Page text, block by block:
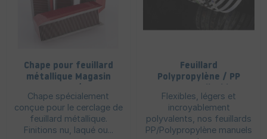
Chape pour feuillard
métallique Magasin
Chape spécialement
conçue pour le cerclage de
feuillard métallique.
Finitions nu, laqué ou...
Feuillard
Polypropylène / PP
Flexibles, légers et
incroyablement
polyvalents, nos feuillards
PP/Polypropylène manuels